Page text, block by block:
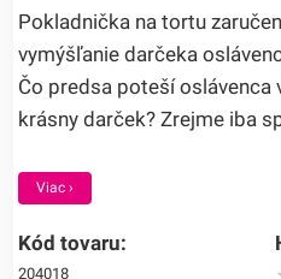
Pokladnička na tortu
vymýšľanie darčeka
Čo predsa poteší
krásny darček? Zrejme iba
Viac ›
Kód tovaru:
204018